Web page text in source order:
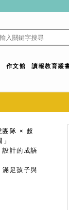
作文館 讀報教育叢
團隊 × 超
設計的成語
滿足孩子與